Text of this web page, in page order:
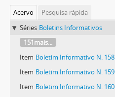
Acervo
Pesquisa rápida
Séries Boletins Informativos
151mais...
Item Boletim Informativo N. 158
Item Boletim Informativo N. 159
Item Boletim Informativo N. 160